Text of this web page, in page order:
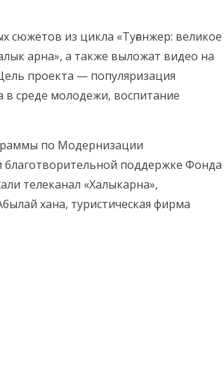
сюжетов из цикла «Туғанжер: великое
арна», а также выложат видео на
проекта — популяризация
в среде молодежи, воспитание
по Модернизации
благотворительной поддержке Фонда
телеканал «Халыкарна»,
хана, туристическая фирма